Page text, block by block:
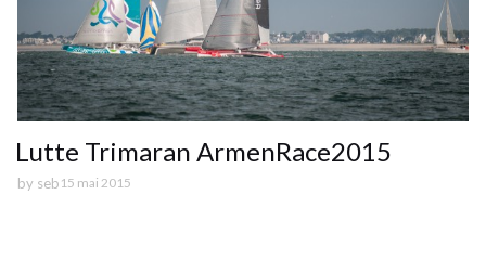
Lutte Trimaran ArmenRace2015
by seb 15 mai 2015